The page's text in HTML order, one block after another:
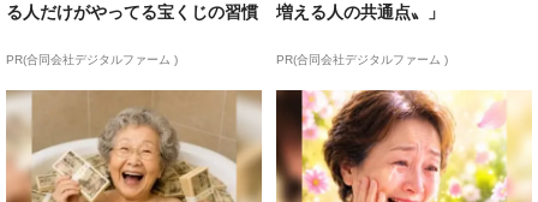
る人だけがやってる宝くじの習慣
PR(合同会社デジタルファーム )
増える人の共通点〟」
PR(合同会社デジタルファーム )